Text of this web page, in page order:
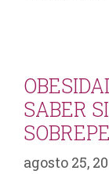
SABER
agosto 25,